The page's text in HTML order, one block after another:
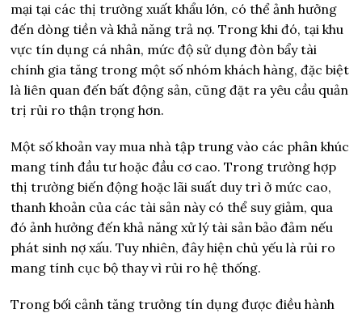
mại tại các thị trường xuất khẩu lớn, có thể ảnh hưởng
đến dòng tiền và khả năng trả nợ. Trong khi đó, tại khu
vực tín dụng cá nhân, mức độ sử dụng đòn bẩy tài
chính gia tăng trong một số nhóm khách hàng, đặc biệt
là liên quan đến bất động sản, cũng đặt ra yêu cầu quản
trị rủi ro thận trọng hơn.
Một số khoản vay mua nhà tập trung vào các phân khúc
mang tính đầu tư hoặc đầu cơ cao. Trong trường hợp
thị trường biến động hoặc lãi suất duy trì ở mức cao,
thanh khoản của các tài sản này có thể suy giảm, qua
đó ảnh hưởng đến khả năng xử lý tài sản bảo đảm nếu
phát sinh nợ xấu. Tuy nhiên, đây hiện chủ yếu là rủi ro
mang tính cục bộ thay vì rủi ro hệ thống.
Trong bối cảnh tăng trưởng tín dụng được điều hành